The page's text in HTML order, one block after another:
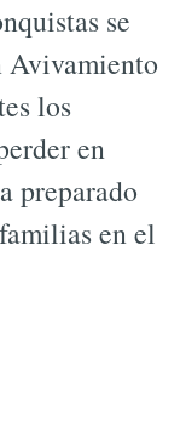
se
Avivamiento
los
en
preparado
en el